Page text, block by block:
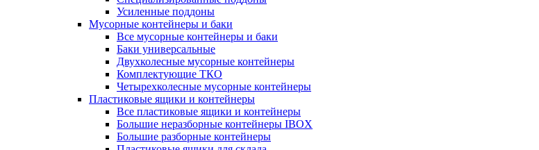
Усиленные поддоны
Мусорные контейнеры и баки
Все мусорные контейнеры и баки
Баки универсальные
Двухколесные мусорные контейнеры
Комплектующие ТКО
Четырехколесные мусорные контейнеры
Пластиковые ящики и контейнеры
Все пластиковые ящики и контейнеры
Большие неразборные контейнеры IBOX
Большие разборные контейнеры